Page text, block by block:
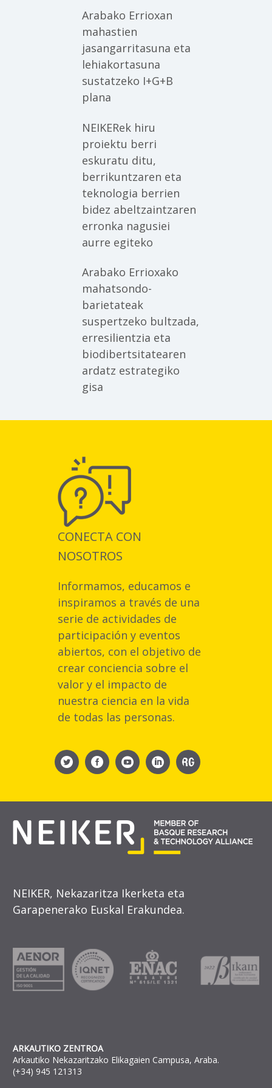
Arabako Errioxan
mahastien
jasangarritasuna eta
lehiakortasuna
sustatzeko I+G+B
plana
NEIKERek hiru
proiektu berri
eskuratu ditu,
berrikuntzaren eta
teknologia berrien
bidez abeltzaintzaren
erronka nagusiei
aurre egiteko
Arabako Errioxako
mahatsondo-
barietateak
suspertzeko bultzada,
erresilientzia eta
biodibertsitatearen
ardatz estrategiko
gisa
CONECTA CON
NOSOTROS
Informamos, educamos e
inspiramos a través de una
serie de actividades de
participación y eventos
abiertos, con el objetivo de
crear conciencia sobre el
valor y el impacto de
nuestra ciencia en la vida
de todas las personas.
NEIKER, Nekazaritza Ikerketa eta
Garapenerako Euskal Erakundea.
ARKAUTIKO ZENTROA
Arkautiko Nekazaritzako Elikagaien Campusa, Araba.
(+34) 945 121313